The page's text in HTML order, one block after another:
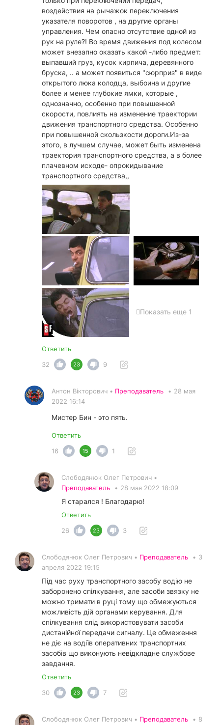
воздействия на рычажок переключения
указателя поворотов , на другие органы
управления. Чем опасно отсутствие одной из
рук на руле?! Во время движения под колесом
может внезапно оказать какой -либо предмет:
выпавший груз, кусок кирпича, деревянного
бруска, .. а может появиться "сюрприз" в виде
открытого люка колодца, выбоина и другие
более и менее глубокие ямки, которые ,
однозначно, особенно при повышенной
скорости, повлиять на изменение траектории
движения транспортного средства. Особенно
при повышенной скользкости дороги.Из-за
этого, в лучшем случае, может быть изменена
траектория транспортного средства, а в более
плачевном исходе- опрокидывание
транспортного средства,,
Показать еще 1
Ответить
32
23 9
Антон Вікторович • Преподаватель • 28 мая
2022 16:14
Мистер Бин - это пять.
Ответить
16
15 1
Слободянюк Олег Петрович •
Преподаватель
• 28 мая 2022 18:09
Я старался ! Благодарю!
Ответить
26
23 3
Слободянюк Олег Петрович • Преподаватель • 3
апреля 2022 19:15
Під час руху транспортного засобу водію не
заборонено спілкування, але засоби звязку не
можно тримати в руці тому що обмежуються
можливість дій органами керування. Для
спілкування слід використовувати засоби
дистанійної передачи сигналу. Це обмеження
не діє на водіїв оперативних транспортних
засобів що виконують невідкладне службове
завдання.
Ответить
30
23 7
Слободянюк Олег Петрович • Преподаватель • 8